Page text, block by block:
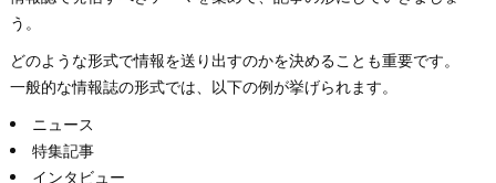
う。
どのような形式で情報を送り出すのかを決めることも重要です。
一般的な情報誌の形式では、以下の例が挙げられます。
ニュース
特集記事